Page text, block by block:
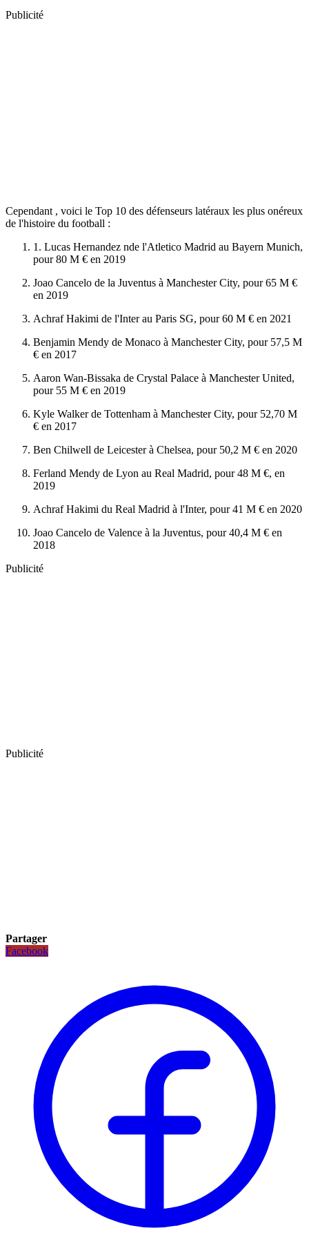
Publicité
Cependant , voici le Top 10 des défenseurs latéraux les plus onéreux
de l'histoire du football :
1. Lucas Hernandez nde l'Atletico Madrid au Bayern Munich,
pour 80 M € en 2019
Joao Cancelo de la Juventus à Manchester City, pour 65 M €
en 2019
Achraf Hakimi de l'Inter au Paris SG, pour 60 M € en 2021
Benjamin Mendy de Monaco à Manchester City, pour 57,5 M
€ en 2017
Aaron Wan-Bissaka de Crystal Palace à Manchester United,
pour 55 M € en 2019
Kyle Walker de Tottenham à Manchester City, pour 52,70 M
€ en 2017
Ben Chilwell de Leicester à Chelsea, pour 50,2 M € en 2020
Ferland Mendy de Lyon au Real Madrid, pour 48 M €, en
2019
Achraf Hakimi du Real Madrid à l'Inter, pour 41 M € en 2020
Joao Cancelo de Valence à la Juventus, pour 40,4 M € en
2018
Publicité
Publicité
Partager
Facebook